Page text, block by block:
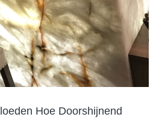
Hoe Doorshijnend